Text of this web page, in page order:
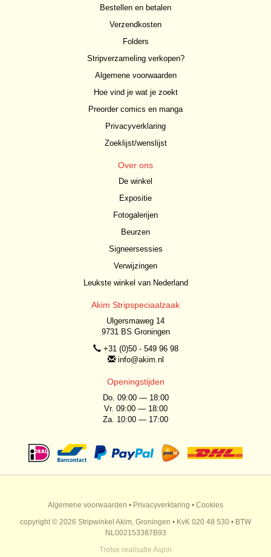
Bestellen en betalen
Verzendkosten
Folders
Stripverzameling verkopen?
Algemene voorwaarden
Hoe vind je wat je zoekt
Preorder comics en manga
Privacyverklaring
Zoeklijst/wenslijst
Over ons
De winkel
Expositie
Fotogalerijen
Beurzen
Signeersessies
Verwijzingen
Leukste winkel van Nederland
Akim Stripspeciaalzaak
Ulgersmaweg 14
9731 BS Groningen
+31 (0)50 - 549 96 98
info@akim.nl
Openingstijden
Do. 09:00 — 18:00
Vr. 09:00 — 18:00
Za. 10:00 — 17:00
Algemene voorwaarden • Privacyverklaring • Cookies
copyright © 2026 Stripwinkel Akim, Groningen • KvK 020 48 530 • BTW
NL002153387B93
Trotse realisatie Aspin